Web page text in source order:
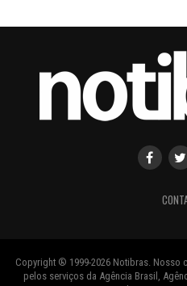
Copyright ® 1999-2026 Notibras. Nosso
pelos serviços da Agência Brasil,